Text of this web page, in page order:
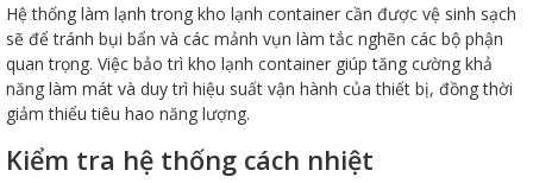
Hệ thống làm lạnh trong kho lạnh container cần được vệ sinh sạch
sẽ để tránh bụi bẩn và các mảnh vụn làm tắc nghẽn các bộ phận
quan trọng. Việc bảo trì kho lạnh container giúp tăng cường khả
năng làm mát và duy trì hiệu suất vận hành của thiết bị, đồng thời
giảm thiểu tiêu hao năng lượng.
Kiểm tra hệ thống cách nhiệt